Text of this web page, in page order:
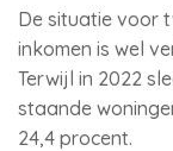
De situatie voor
inkomen is wel
Terwijl in 2022
staande
24,4 procent.